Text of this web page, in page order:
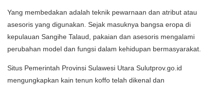
Yang membedakan adalah teknik pewarnaan dan atribut atau
asesoris yang digunakan. Sejak masuknya bangsa eropa di
kepulauan Sangihe Talaud, pakaian dan asesoris mengalami
perubahan model dan fungsi dalam kehidupan bermasyarakat.
Situs Pemerintah Provinsi Sulawesi Utara Sulutprov.go.id
mengungkapkan kain tenun koffo telah dikenal dan